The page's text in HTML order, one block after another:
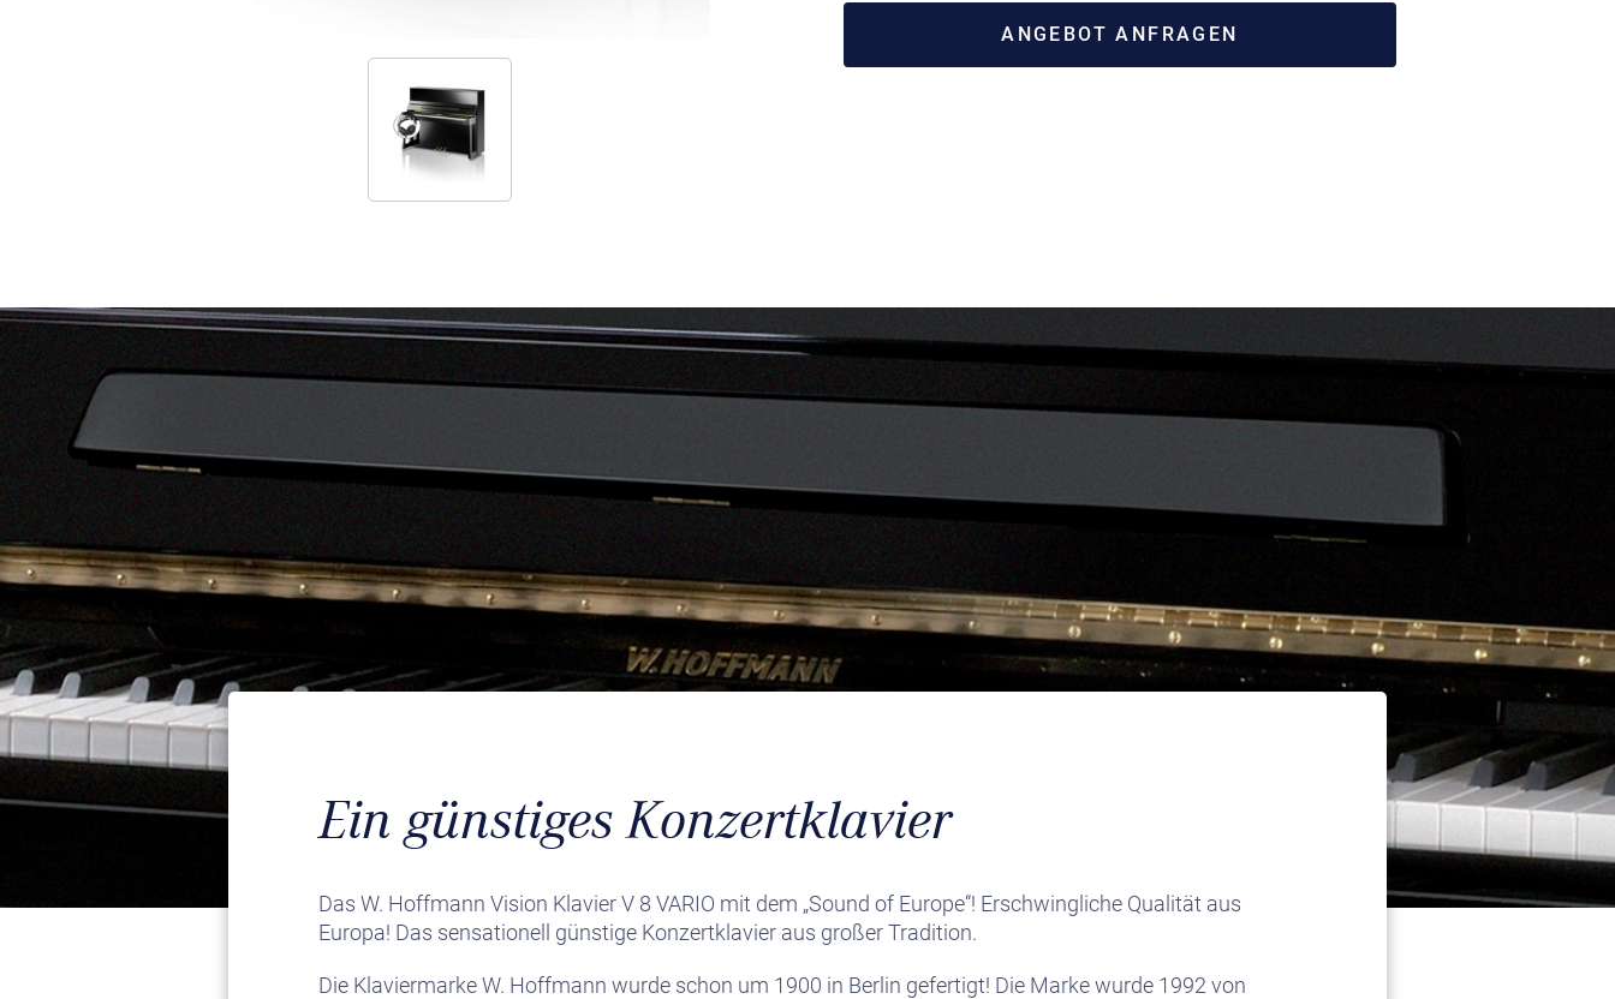
ANGEBOT ANFRAGEN
Ein günstiges Konzertklavier
Das W. Hoffmann Vision Klavier V 8 VARIO mit dem „Sound of Europe“! Erschwingliche Qualität aus
Europa! Das sensationell günstige Konzertklavier aus großer Tradition.
Die Klaviermarke W. Hoffmann wurde schon um 1900 in Berlin gefertigt! Die Marke wurde 1992 von